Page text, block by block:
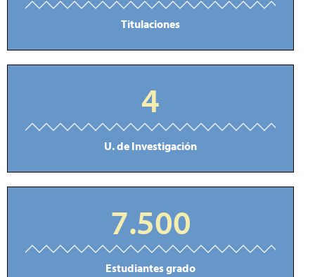
Titulaciones
4
U. de Investigación
7.500
Estudiantes grado